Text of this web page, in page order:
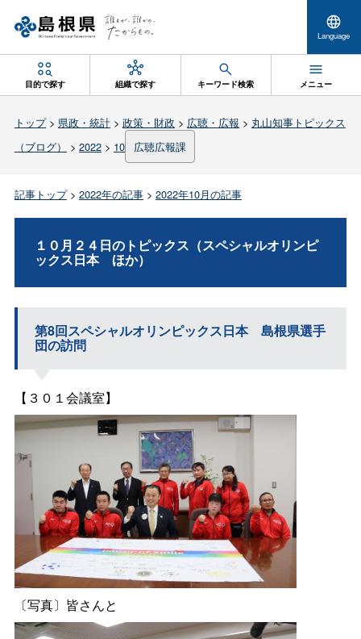
Language
目的で探す 組織で探す キーワード検索 メニュー
トップ> 県政・統計> 政策・財政 > 広聴・広報 > 丸山知事トピックス
（ブログ）
> 2022> 10 広聴広報課
記事トップ> 2022年の記事> 2022年10月の記事
１０月２４日のトピックス（スペシャルオリンピ
ックス日本 ほか）
第8回スペシャルオリンピックス日本 島根県選手
団の訪問
【３０１会議室】
〔写真〕皆さんと